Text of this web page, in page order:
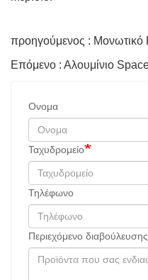
Ονομα
Ταχυδρομείο
Τηλέφωνο
Περιεχόμενο διαβούλευσης